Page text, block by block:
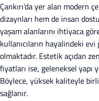
Çankırı’da yer alan modern
dizaynları hem de insan
yaşam alanlarını ihtiyaca
kullanıcıların hayalindeki evi
olmaktadır. Estetik açıdan
fiyatları ise, geleneksel
Böylece, yüksek kaliteyle
sağlanır.